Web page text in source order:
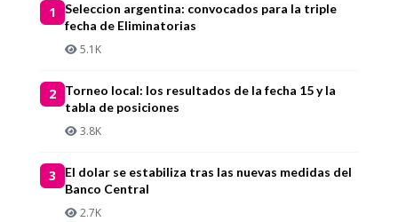
1
Seleccion argentina: convocados para la triple
fecha de Eliminatorias
5.1K
2
Torneo local: los resultados de la fecha 15 y la
tabla de posiciones
3.8K
3
El dolar se estabiliza tras las nuevas medidas del
Banco Central
2.7K